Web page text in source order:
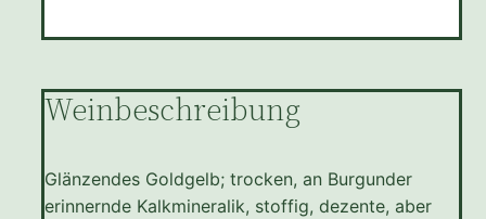
Weinbeschreibung
Glänzendes Goldgelb; trocken, an Burgunder
erinnernde Kalkmineralik, stoffig, dezente, aber